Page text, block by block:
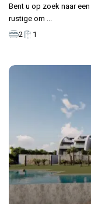
Bent u op zoek naar
rustige om
2
1